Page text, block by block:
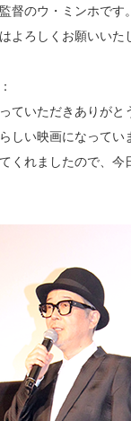
督のウ・ミンホです
よろしくお願いいた
ていただきありがと
しい映画になってい
くれましたので、今